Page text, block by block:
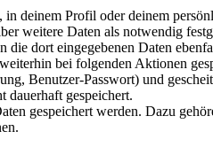
deinem Profil oder deinem
weitere Daten als notwendig
dort eingegebenen Daten
bei folgenden Aktionen
Benutzer-Passwort) und
dauerhaft gespeichert.
gespeichert werden. Dazu